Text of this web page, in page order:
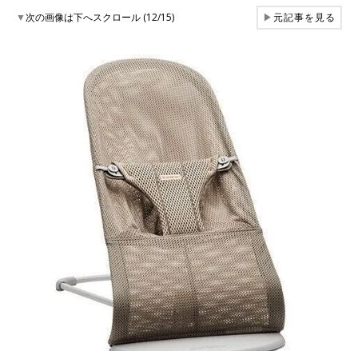
▼次の画像は下へスクロール (12/15) ▶元記事を見る